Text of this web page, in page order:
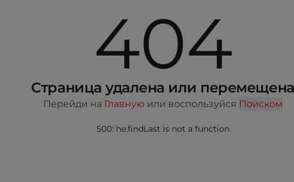
404
Страница удалена или перемещена
Перейди на Главную или воспользуйся Поиском
500: he.findLast is not a function